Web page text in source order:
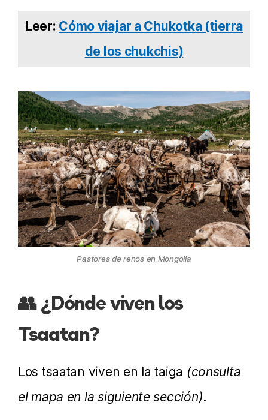
Leer: Cómo viajar a Chukotka (tierra
de los chukchis)
Pastores de renos en Mongolia
👥 ¿Dónde viven los
Tsaatan?
Los tsaatan viven en la taiga (consulta
el mapa en la siguiente sección).